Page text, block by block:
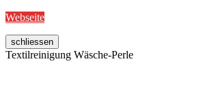
Webseite
schliessen
Textilreinigung Wäsche-Perle